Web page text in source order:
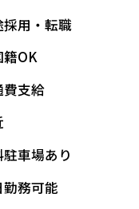
採用・転職
籍OK
費支給
車場あり
勤務可能